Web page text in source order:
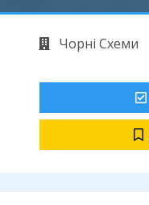
Чорні Схеми